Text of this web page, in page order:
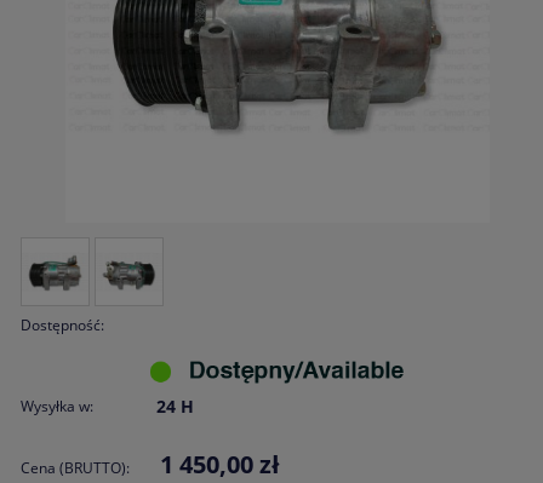
Dostępność:
Wysyłka w: 24 H
Cena (BRUTTO): 1 450,00 zł